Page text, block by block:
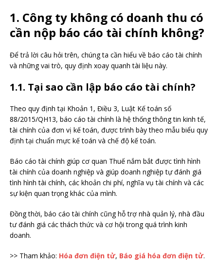
1. Công ty không có doanh thu có
cần nộp báo cáo tài chính không?
Để trả lời câu hỏi trên, chúng ta cần hiểu về báo cáo tài chính
và những vai trò, quy định xoay quanh tài liệu này.
1.1. Tại sao cần lập báo cáo tài chính?
Theo quy định tại Khoản 1, Điều 3, Luật Kế toán số
88/2015/QH13, báo cáo tài chính là hệ thống thông tin kinh tế,
tài chính của đơn vị kế toán, được trình bày theo mẫu biểu quy
định tại chuẩn mực kế toán và chế độ kế toán.
Báo cáo tài chính giúp cơ quan Thuế nắm bắt được tình hình
tài chính của doanh nghiệp và giúp doanh nghiệp tự đánh giá
tình hình tài chính, các khoản chi phí, nghĩa vụ tài chính và các
sự kiện quan trọng khác của mình.
Đồng thời, báo cáo tài chính cũng hỗ trợ nhà quản lý, nhà đầu
tư đánh giá các thách thức và cơ hội trong quá trình kinh
doanh.
>> Tham khảo: Hóa đơn điện tử, Báo giá hóa đơn điện tử.